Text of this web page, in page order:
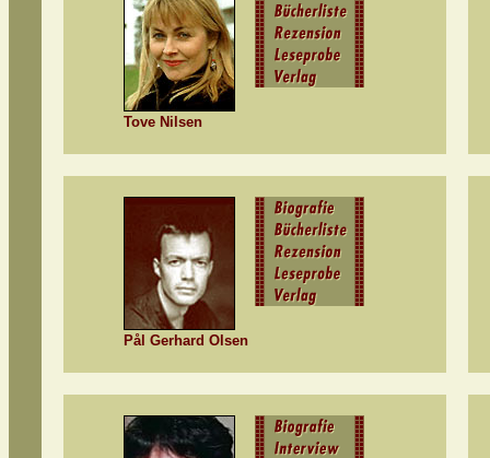
Tove Nilsen
Pål Gerhard Olsen